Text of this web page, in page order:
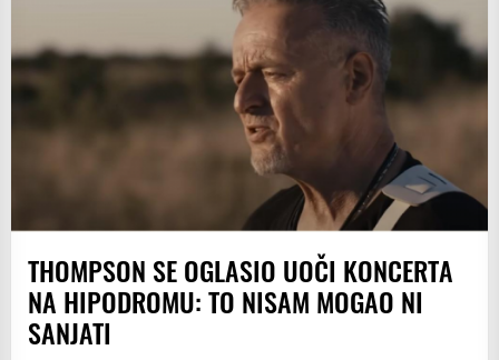
THOMPSON SE OGLASIO UOČI KONCERTA
NA HIPODROMU: TO NISAM MOGAO NI
SANJATI